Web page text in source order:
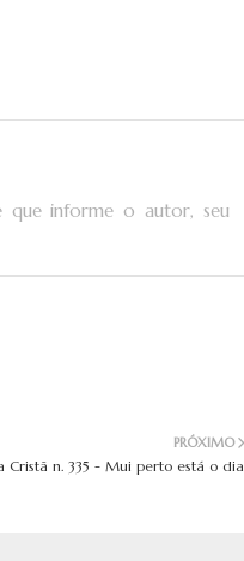
que informe o autor, seu
PRÓXIMO
Cristã n. 335 - Mui perto está o dia